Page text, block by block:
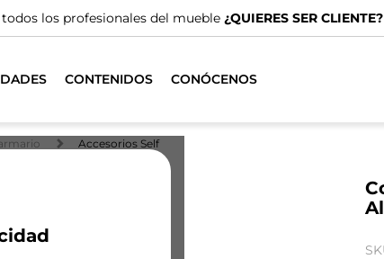
todos los profesionales del mueble ¿QUIERES SER CLIENTE?
CONTENIDOS CONÓCENOS
Accesorios Self